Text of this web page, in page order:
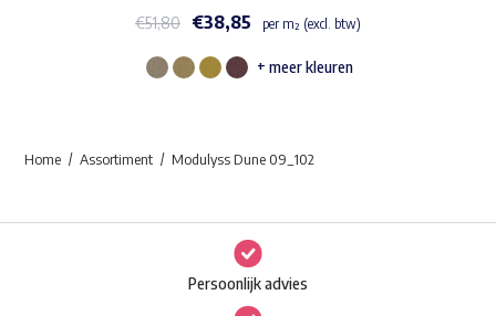
€51,80 €38,85 per m² (excl. btw)
Dit
Deze
optie
kan
+ meer kleuren
Home Assortiment Modulyss Dune 09_102
Persoonlijk advies